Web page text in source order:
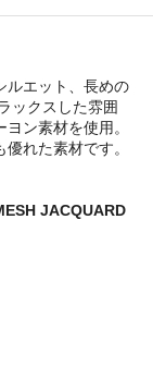
ルエット、長めの
ックスした雰囲
ン素材を使用。
れた素材です。
JACQUARD